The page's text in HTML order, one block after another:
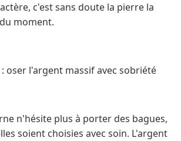
c'est sans doute la pierre la
moment.
oser l'argent massif avec sobriété
n'hésite plus à porter des bagues,
soient choisies avec soin. L'argent